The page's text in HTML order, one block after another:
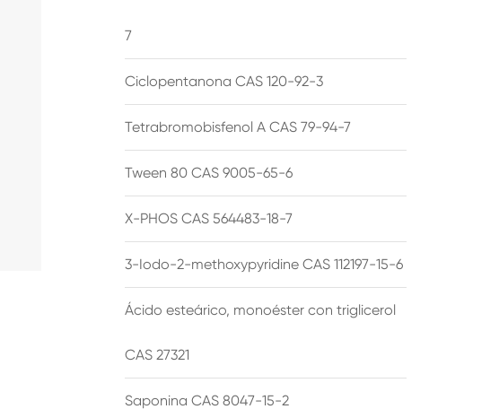
7
Ciclopentanona CAS 120-92-3
Tetrabromobisfenol A CAS 79-94-7
Tween 80 CAS 9005-65-6
X-PHOS CAS 564483-18-7
3-Iodo-2-methoxypyridine CAS 112197-15-6
Ácido esteárico, monoéster con triglicerol
CAS 27321
Saponina CAS 8047-15-2